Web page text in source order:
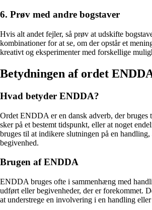
6. Prøv med andre bogstaver
Hvis alt andet fejler, så prøv at udskifte
kombinationer for at se, om der opstår et
kreativt og eksperimenter med forskellige
Betydningen af ordet
Hvad betyder ENDDA?
Ordet ENDDA er en dansk adverb, der bruges
sker på et bestemt tidspunkt, eller at noget
bruges til at indikere slutningen på en
begivenhed.
Brugen af ENDDA
ENDDA bruges ofte i sammenhæng med
udført eller begivenheder, der er forekommet.
at understrege en involvering i en handling